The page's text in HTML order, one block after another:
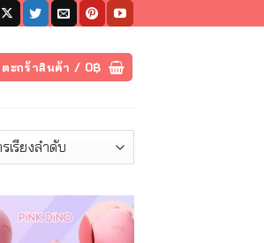
ตะกร้าสินค้า / 0฿